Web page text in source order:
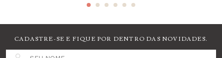
CADASTRE-SE E FIQUE POR DENTRO DAS NOVIDADES.